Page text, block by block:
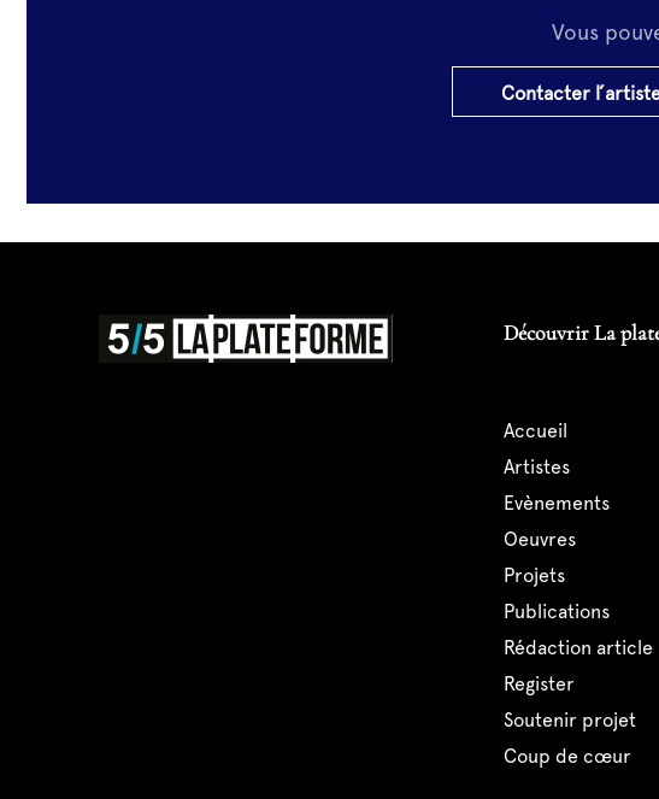
Vous
Contacter
Découvrir La
accueil
artistes
evènements
oeuvres
projets
publications
rédaction article
register
soutenir projet
coup de cœur